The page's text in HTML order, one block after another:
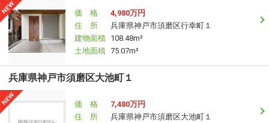
価 格
4,980万円
住 所
兵庫県神戸市須磨区行幸町１
建物面積 108.48m²
土地面積 75.07m²
兵庫県神戸市須磨区大池町１
価 格
7,480万円
住 所
兵庫県神戸市須磨区大池町１